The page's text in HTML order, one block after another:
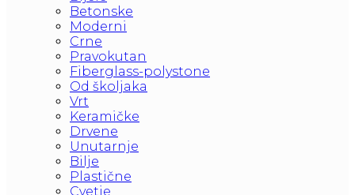
Betonske
Moderni
Crne
Pravokutan
Fiberglass-polystone
Od školjaka
Vrt
Keramičke
Drvene
Unutarnje
Bilje
Plastične
Cvetje